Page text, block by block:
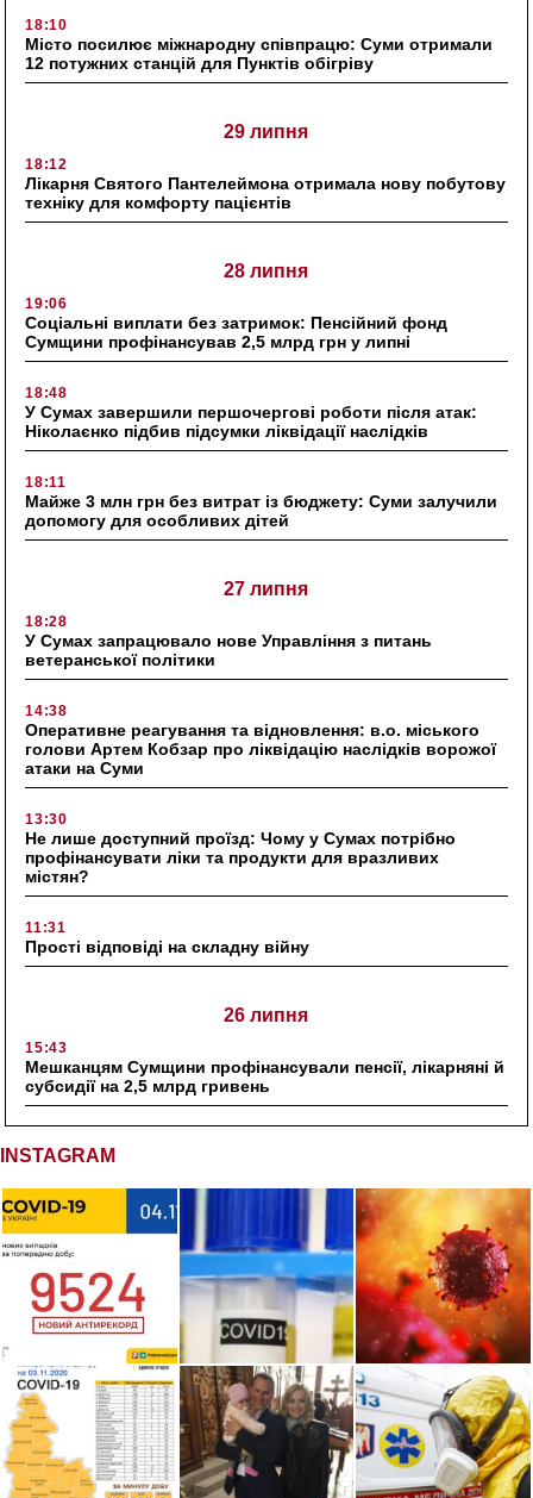
18:10
Місто посилює міжнародну співпрацю: Суми отримали
12 потужних станцій для Пунктів обігріву
29 липня
18:12
Лікарня Святого Пантелеймона отримала нову побутову
техніку для комфорту пацієнтів
28 липня
19:06
Соціальні виплати без затримок: Пенсійний фонд
Сумщини профінансував 2,5 млрд грн у липні
18:48
У Сумах завершили першочергові роботи після атак:
Ніколаєнко підбив підсумки ліквідації наслідків
18:11
Майже 3 млн грн без витрат із бюджету: Суми залучили
допомогу для особливих дітей
27 липня
18:28
У Сумах запрацювало нове Управління з питань
ветеранської політики
14:38
Оперативне реагування та відновлення: в.о. міського
голови Артем Кобзар про ліквідацію наслідків ворожої
атаки на Суми
13:30
Не лише доступний проїзд: Чому у Сумах потрібно
профінансувати ліки та продукти для вразливих
містян?
11:31
Прості відповіді на складну війну
26 липня
15:43
Мешканцям Сумщини профінансували пенсії, лікарняні й
субсидії на 2,5 млрд гривень
INSTAGRAM